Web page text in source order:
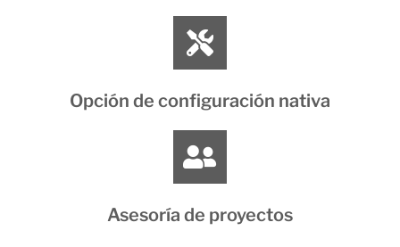
Opción de configuración nativa
Asesoría de proyectos